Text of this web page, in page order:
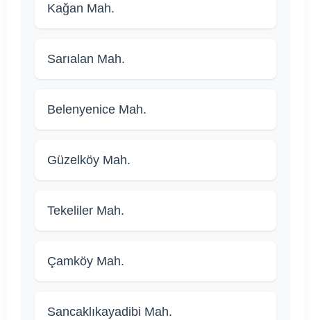
Kağan Mah.
Sarıalan Mah.
Belenyenice Mah.
Güzelköy Mah.
Tekeliler Mah.
Çamköy Mah.
Sancaklıkayadibi Mah.